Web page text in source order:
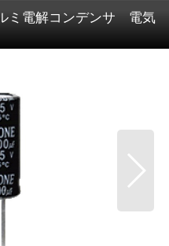
ミ電解コンデンサ 電気